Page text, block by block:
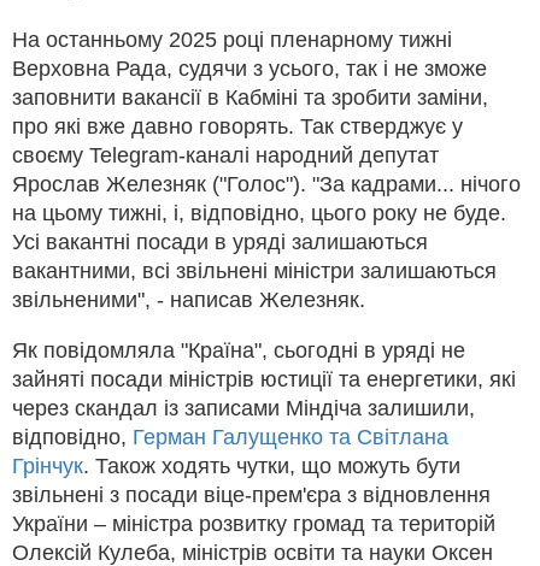
На останньому 2025 році пленарному тижні
Верховна Рада, судячи з усього, так і не зможе
заповнити вакансії в Кабміні та зробити заміни,
про які вже давно говорять. Так стверджує у
своєму Telegram-каналі народний депутат
Ярослав Железняк ("Голос"). "За кадрами... нічого
на цьому тижні, і, відповідно, цього року не буде.
Усі вакантні посади в уряді залишаються
вакантними, всі звільнені міністри залишаються
звільненими", - написав Железняк.
Як повідомляла "Країна", сьогодні в уряді не
зайняті посади міністрів юстиції та енергетики, які
через скандал із записами Міндіча залишили,
відповідно, Герман Галущенко та Світлана
Грінчук. Також ходять чутки, що можуть бути
звільнені з посади віце-прем'єра з відновлення
України – міністра розвитку громад та територій
Олексій Кулеба, міністрів освіти та науки Оксен